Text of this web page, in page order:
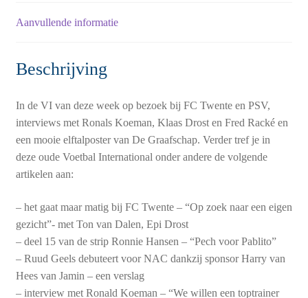
Aanvullende informatie
Beschrijving
In de VI van deze week op bezoek bij FC Twente en PSV,
interviews met Ronals Koeman, Klaas Drost en Fred Racké en
een mooie elftalposter van De Graafschap. Verder tref je in
deze oude Voetbal International onder andere de volgende
artikelen aan:
– het gaat maar matig bij FC Twente – “Op zoek naar een eigen
gezicht”- met Ton van Dalen, Epi Drost
– deel 15 van de strip Ronnie Hansen – “Pech voor Pablito”
– Ruud Geels debuteert voor NAC dankzij sponsor Harry van
Hees van Jamin – een verslag
– interview met Ronald Koeman – “We willen een toptrainer